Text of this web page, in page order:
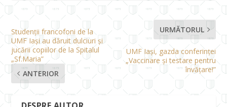
Studenții francofoni de la
UMF Iași au dăruit dulciuri și
jucării copiilor de la Spitalul
„Sf.Maria”
ANTERIOR
URMĂTORUL
UMF Iași, gazda conferinței
„Vaccinare și testare pentru
învățare!”